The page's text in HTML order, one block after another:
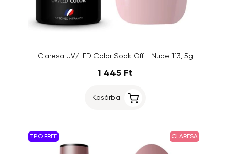
Claresa UV/LED Color Soak Off - Nude 113, 5g
1 445 Ft
Kosárba
TPO FREE CLARESA